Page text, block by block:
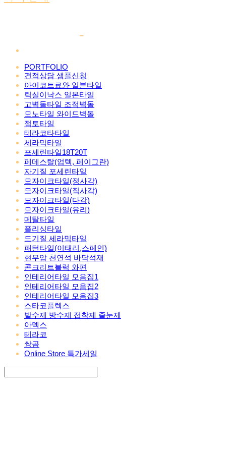
PORTFOLIO
견적상담 샘플신청
아이코트료와 일본타일
릭실이낙스 일본타일
고벽돌타일 조적벽돌
모노타일 와이드벽돌
점토타일
테라코타타일
세라믹타일
포세린타일18T20T
페데스탈(업텍, 페이그란)
자기질 포세린타일
모자이크타일(정사각)
모자이크타일(직사각)
모자이크타일(다각)
모자이크타일(유리)
메탈타일
폴리싱타일
도기질 세라믹타일
패턴타일(이태리,스페인)
현무암 천연석 바닥석재
콘크리트블럭 와편
인테리어타일 모음집1
인테리어타일 모음집2
인테리어타일 모음집3
스타코플렉스
발수제 방수제 접착제 줄눈제
아덱스
테라코
쌍곰
Online Store 특가세일